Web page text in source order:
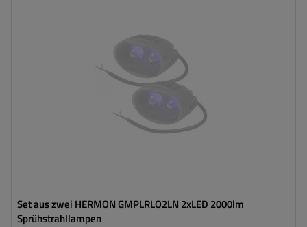
Set aus zwei HERMON GMPLRLO2LN 2xLED 2000lm
Sprühstrahllampen
blau